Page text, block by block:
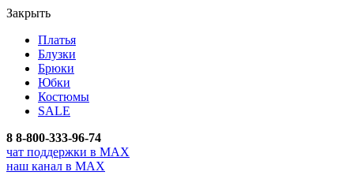
Закрыть
Платья
Блузки
Брюки
Юбки
Костюмы
SALE
8 8-800-333-96-74
чат поддержки в MAX
наш канал в MAX